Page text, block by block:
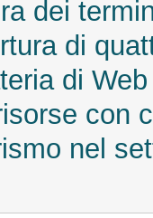
dei
di
di
con
nel